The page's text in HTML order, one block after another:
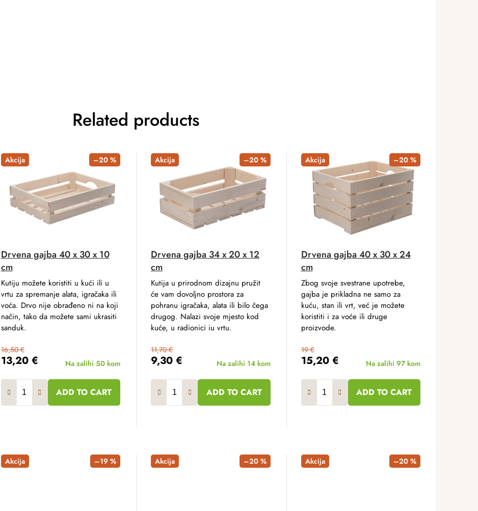
Related products
Akcija –20 %
Drvena gajba 40 x 30 x 10
cm
13,20 €
16,50 €
Na zalihi 50 kom
ADD TO CART
Kutiju možete koristiti u kući ili u
vrtu za spremanje alata, igračaka ili
voća. Drvo nije obrađeno ni na koji
način, tako da možete sami ukrasiti
sanduk.
Akcija –20 %
Drvena gajba 34 x 20 x 12
cm
9,30 €
11,70 €
Na zalihi 14 kom
ADD TO CART
Kutija u prirodnom dizajnu pružit
će vam dovoljno prostora za
pohranu igračaka, alata ili bilo čega
drugog. Nalazi svoje mjesto kod
kuće, u radionici iu vrtu.
Akcija –20 %
Drvena gajba 40 x 30 x 24
cm
15,20 €
19 €
Na zalihi 97 kom
ADD TO CART
Zbog svoje svestrane upotrebe,
gajba je prikladna ne samo za
kuću, stan ili vrt, već je možete
koristiti i za voće ili druge
proizvode.
Akcija –19 % Akcija –20 % Akcija –20 %